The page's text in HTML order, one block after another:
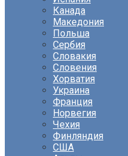
Канада
Македония
Польша
Сербия
Словакия
Словения
Хорватия
Украина
Франция
Норвегия
Чехия
Финляндия
США